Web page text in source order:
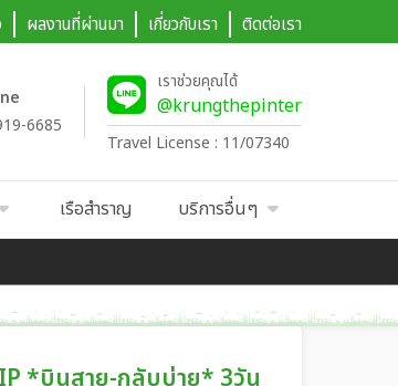
ผลงานที่ผ่านมา เกี่ยวกับเรา ติดต่อเรา
6685
เราช่วยคุณได้
@krungthepinter
Travel License : 11/07340
เรือสำราญ บริการอื่นๆ